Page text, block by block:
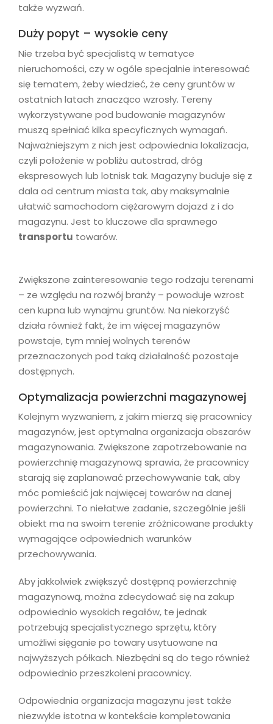
także wyzwań.
Duży popyt – wysokie ceny
Nie trzeba być specjalistą w tematyce
nieruchomości, czy w ogóle specjalnie interesować
się tematem, żeby wiedzieć, że ceny gruntów w
ostatnich latach znacząco wzrosły. Tereny
wykorzystywane pod budowanie magazynów
muszą spełniać kilka specyficznych wymagań.
Najważniejszym z nich jest odpowiednia lokalizacja,
czyli położenie w pobliżu autostrad, dróg
ekspresowych lub lotnisk tak. Magazyny buduje się z
dala od centrum miasta tak, aby maksymalnie
ułatwić samochodom ciężarowym dojazd z i do
magazynu. Jest to kluczowe dla sprawnego
transportu towarów.
Zwiększone zainteresowanie tego rodzaju terenami
– ze względu na rozwój branży – powoduje wzrost
cen kupna lub wynajmu gruntów. Na niekorzyść
działa również fakt, że im więcej magazynów
powstaje, tym mniej wolnych terenów
przeznaczonych pod taką działalność pozostaje
dostępnych.
Optymalizacja powierzchni magazynowej
Kolejnym wyzwaniem, z jakim mierzą się pracownicy
magazynów, jest optymalna organizacja obszarów
magazynowania. Zwiększone zapotrzebowanie na
powierzchnię magazynową sprawia, że pracownicy
starają się zaplanować przechowywanie tak, aby
móc pomieścić jak najwięcej towarów na danej
powierzchni. To niełatwe zadanie, szczególnie jeśli
obiekt ma na swoim terenie zróżnicowane produkty
wymagające odpowiednich warunków
przechowywania.
Aby jakkolwiek zwiększyć dostępną powierzchnię
magazynową, można zdecydować się na zakup
odpowiednio wysokich regałów, te jednak
potrzebują specjalistycznego sprzętu, który
umożliwi sięganie po towary usytuowane na
najwyższych półkach. Niezbędni są do tego również
odpowiednio przeszkoleni pracownicy.
Odpowiednia organizacja magazynu jest także
niezwykle istotna w kontekście kompletowania